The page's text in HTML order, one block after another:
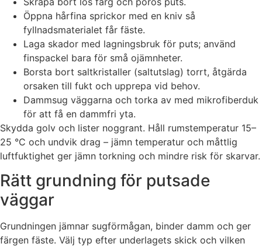
Öppna hårfina sprickor med en kniv så
fyllnadsmaterialet får fäste.
Laga skador med lagningsbruk för puts; använd
finspackel bara för små ojämnheter.
Borsta bort saltkristaller (saltutslag) torrt, åtgärda
orsaken till fukt och upprepa vid behov.
Dammsug väggarna och torka av med mikrofiberduk
för att få en dammfri yta.
Skydda golv och lister noggrant. Håll rumstemperatur 15–
25 °C och undvik drag – jämn temperatur och måttlig
luftfuktighet ger jämn torkning och mindre risk för skarvar.
Rätt grundning för putsade
väggar
Grundningen jämnar sugförmågan, binder damm och ger
färgen fäste. Välj typ efter underlagets skick och vilken